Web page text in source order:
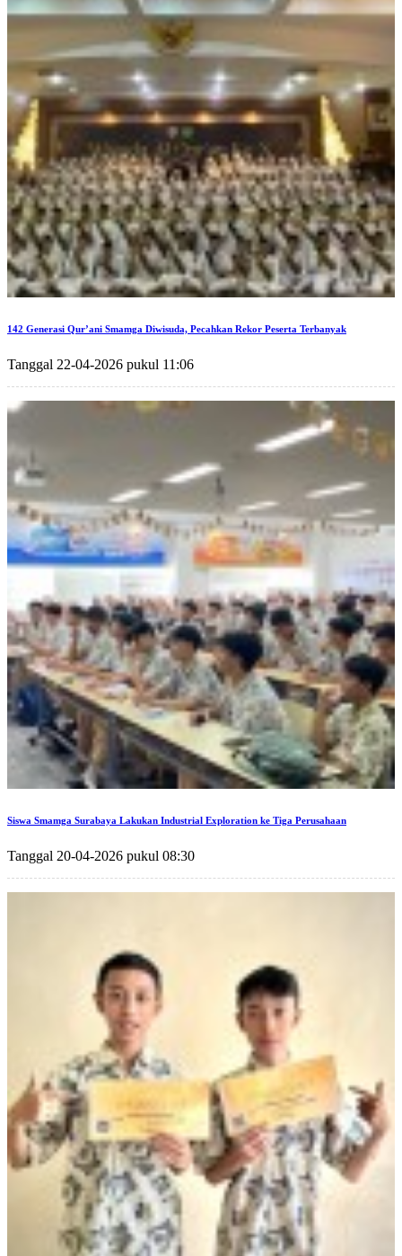
142 Generasi Qur’ani Smamga Diwisuda, Pecahkan Rekor Peserta Terbanyak
Tanggal 22-04-2026 pukul 11:06
Siswa Smamga Surabaya Lakukan Industrial Exploration ke Tiga Perusahaan
Tanggal 20-04-2026 pukul 08:30